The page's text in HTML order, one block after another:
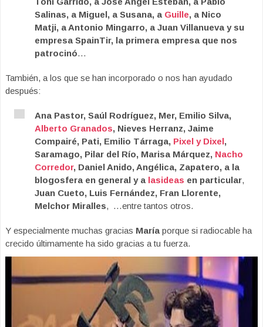
Salinas, a Miguel, a Susana, a Guille, a Nico
Matji, a Antonio Mingarro, a Juan Villanueva y su
empresa SpainTir, la primera empresa que nos
patrocinó…
También, a los que se han incorporado o nos han ayudado
después:
Ana Pastor, Saúl Rodríguez, Mer, Emilio Silva,
Alberto Granados, Nieves Herranz, Jaime
Compairé, Pati, Emilio Tárraga, Pixel y Dixel,
Saramago, Pilar del Río, Marisa Márquez, Nacho
Corredor, Daniel Anido, Angélica, Zapatero, a la
blogosfera en general y a lasideas en particular,
Juan Cueto, Luis Fernández, Fran Llorente,
Melchor Miralles, …entre tantos otros.
Y especialmente muchas gracias María porque si radiocable ha
crecido últimamente ha sido gracias a tu fuerza.